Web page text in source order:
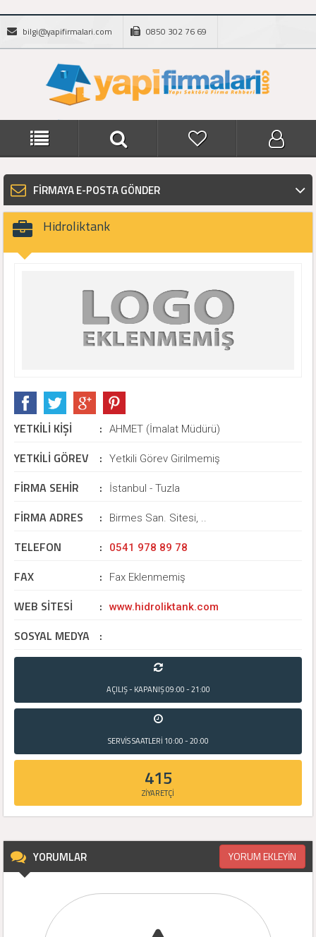
bilgi@yapifirmalari.com 0850 302 76 69
FİRMAYA E-POSTA GÖNDER
Hidroliktank
YETKİLİ KİŞİ : AHMET (İmalat Müdürü)
YETKİLİ GÖREV : Yetkili Görev Girilmemiş
FİRMA SEHİR : İstanbul - Tuzla
FİRMA ADRES : Birmes San. Sitesi, ..
TELEFON : 0541 978 89 78
FAX : Fax Eklenmemiş
WEB SİTESİ : www.hidroliktank.com
SOSYAL MEDYA :
AÇILIŞ - KAPANIŞ09:00 - 21:00
SERVİS SAATLERİ 10:00 - 20:00
415
ZİYARETÇİ
YORUMLAR YORUM EKLEYİN